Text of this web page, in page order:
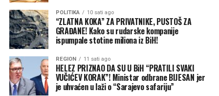
To, međutim, ne znači da tokom zime neće biti hladnijih
perioda. Povremeni prodori hladnog vazduha i dalje su
mogući, naročito u Ujedinjenom Kraljevstvu i Irskoj, ali
prema trenutnom sezonskom obrascu ne bi trebalo da
preovladavaju.
Bez mnogo snijega
POLITIKA 10 sati ago
“ZLATNA KOKA” ZA PRIVATNIKE, PUSTOŠ ZA
GRAĐANE! Kako su rudarske kompanije
ispumpale stotine miliona iz BiH!
REGION 11 sati ago
HELEZ PRIZNAO DA SU U BiH “PRATILI SVAKI
VUČIĆEV KORAK”! Ministar odbrane BIJESAN jer
je uhvaćen u laži o “Sarajevo safariju”